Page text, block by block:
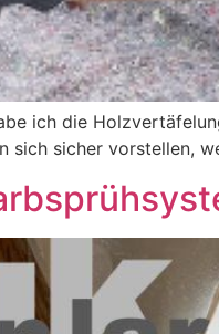
ich die
sich sicher vorstellen,